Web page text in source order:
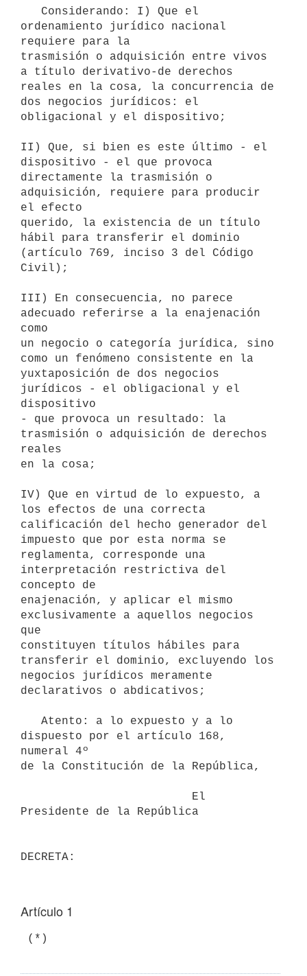
ordenamiento jurídico nacional
requiere para la
trasmisión o adquisición entre vivos
a título derivativo-de derechos
reales en la cosa, la concurrencia de
dos negocios jurídicos: el
obligacional y el dispositivo;
II) Que, si bien es este último - el
dispositivo - el que provoca
directamente la trasmisión o
adquisición, requiere para producir
el efecto
querido, la existencia de un título
hábil para transferir el dominio
(artículo 769, inciso 3 del Código
Civil);
III) En consecuencia, no parece
adecuado referirse a la enajenación
como
un negocio o categoría jurídica, sino
como un fenómeno consistente en la
yuxtaposición de dos negocios
jurídicos - el obligacional y el
dispositivo
- que provoca un resultado: la
trasmisión o adquisición de derechos
reales
en la cosa;
IV) Que en virtud de lo expuesto, a
los efectos de una correcta
calificación del hecho generador del
impuesto que por esta norma se
reglamenta, corresponde una
interpretación restrictiva del
concepto de
enajenación, y aplicar el mismo
exclusivamente a aquellos negocios
que
constituyen títulos hábiles para
transferir el dominio, excluyendo los
negocios jurídicos meramente
declarativos o abdicativos;
dispuesto por el artículo 168,
numeral 4º
de la Constitución de la República,
Presidente de la República
Artículo 1